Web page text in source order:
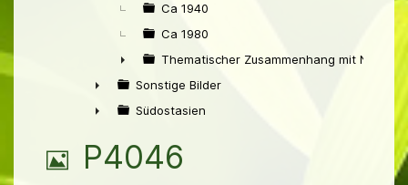
Ca 1940
Ca 1980
►
Thematischer Zusammenhang mit Niederl
►
Sonstige Bilder
Südostasien
B
P4046